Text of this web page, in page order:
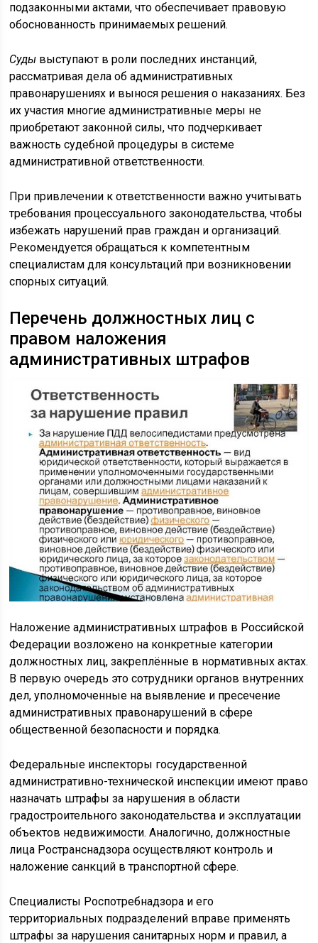
подзаконными актами, что обеспечивает правовую
обоснованность принимаемых решений.
Суды выступают в роли последних инстанций,
рассматривая дела об административных
правонарушениях и вынося решения о наказаниях. Без
их участия многие административные меры не
приобретают законной силы, что подчеркивает
важность судебной процедуры в системе
административной ответственности.
При привлечении к ответственности важно учитывать
требования процессуального законодательства, чтобы
избежать нарушений прав граждан и организаций.
Рекомендуется обращаться к компетентным
специалистам для консультаций при возникновении
спорных ситуаций.
Перечень должностных лиц с
правом наложения
административных штрафов
Наложение административных штрафов в Российской
Федерации возложено на конкретные категории
должностных лиц, закреплённые в нормативных актах.
В первую очередь это сотрудники органов внутренних
дел, уполномоченные на выявление и пресечение
административных правонарушений в сфере
общественной безопасности и порядка.
Федеральные инспекторы государственной
административно-технической инспекции имеют право
назначать штрафы за нарушения в области
градостроительного законодательства и эксплуатации
объектов недвижимости. Аналогично, должностные
лица Ространснадзора осуществляют контроль и
наложение санкций в транспортной сфере.
Специалисты Роспотребнадзора и его
территориальных подразделений вправе применять
штрафы за нарушения санитарных норм и правил, а